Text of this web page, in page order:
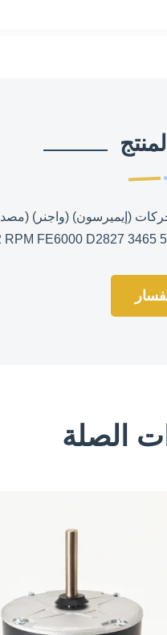
الصلة